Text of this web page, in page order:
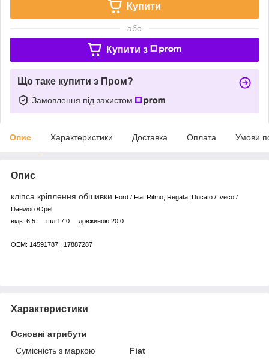
Купити
або
Купити з
Що таке купити з Пром?
Замовлення під захистом
Опис Характеристики Доставка Оплата Умови
Опис
кліпса кріплення обшивки Ford / Fiat Ritmo, Regata, Ducato / Iveco /
Daewoo /Opel
відв. 6,5 шл.17.0 довжиною.20,0
OEM: 14591787 , 17887287
Характеристики
Основні атрибути
Сумісність з маркою
Fiat